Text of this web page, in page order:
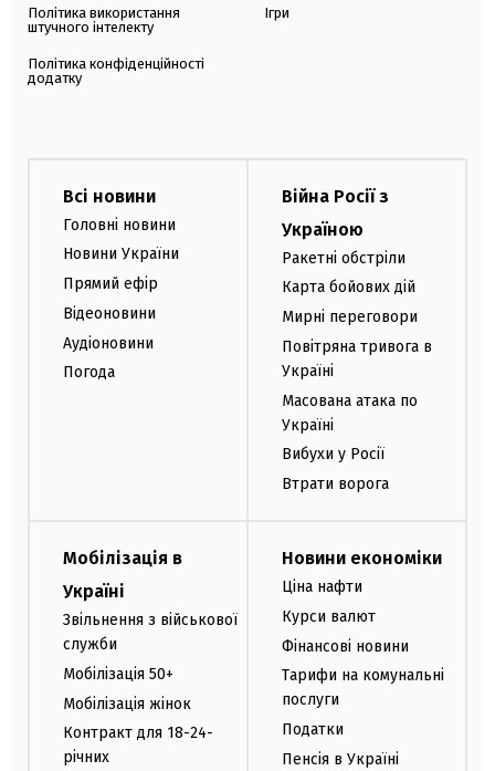
Політика використання
штучного інтелекту
Політика конфіденційності
додатку
Ігри
Всі новини
Головні новини
Новини України
Прямий ефір
Відеоновини
Аудіоновини
Погода
Війна Росії з
Україною
Ракетні обстріли
Карта бойових дій
Мирні переговори
Повітряна тривога в
Україні
Масована атака по
Україні
Вибухи у Росії
Втрати ворога
Мобілізація в
Україні
Звільнення з військової
служби
Мобілізація 50+
Мобілізація жінок
Контракт для 18-24-
річних
Новини економіки
Ціна нафти
Курси валют
Фінансові новини
Тарифи на комунальні
послуги
Податки
Пенсія в Україні